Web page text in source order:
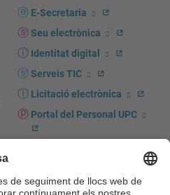
E-Secretaria
Seu electrònica
Identitat digital
Serveis TIC
Licitació electrònica
Portal del Personal UPC
UPCshop, marxandatge